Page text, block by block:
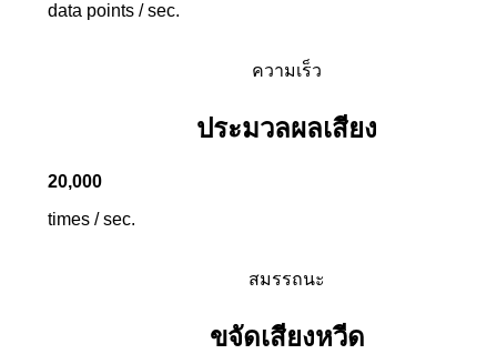
data points / sec.
ความเร็ว
ประมวลผลเสียง
20,000
times / sec.
สมรรถนะ
ขจัดเสียงหวีด